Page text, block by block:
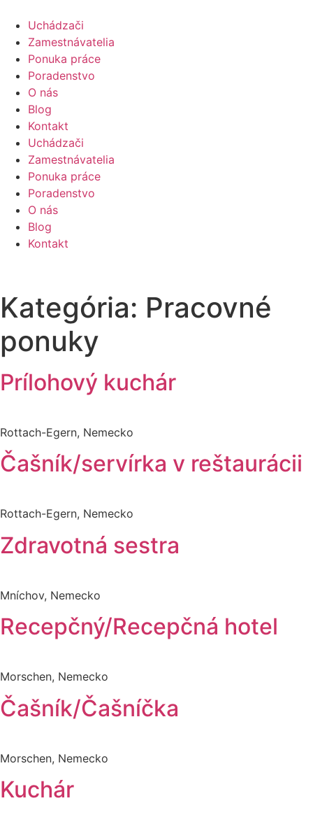
Uchádzači
Zamestnávatelia
Ponuka práce
Poradenstvo
O nás
Blog
Kontakt
Uchádzači
Zamestnávatelia
Ponuka práce
Poradenstvo
O nás
Blog
Kontakt
Kategória: Pracovné
ponuky
Prílohový kuchár
Rottach-Egern, Nemecko
Čašník/servírka v reštaurácii
Rottach-Egern, Nemecko
Zdravotná sestra
Mníchov, Nemecko
Recepčný/Recepčná hotel
Morschen, Nemecko
Čašník/Čašníčka
Morschen, Nemecko
Kuchár